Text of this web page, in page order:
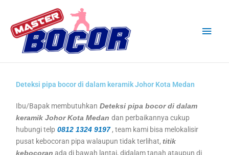
content
Deteksi pipa bocor di dalam keramik Johor Kota Medan
Ibu/Bapak membutuhkan Deteksi pipa bocor di dalam
keramik Johor Kota Medan dan perbaikannya cukup
hubungi telp 0812 1324 9197, team kami bisa melokalisir
pusat kebocoran pipa walaupun tidak terlihat,titik
kebocoran ada di bawah lantai, didalam tanah ataupun di